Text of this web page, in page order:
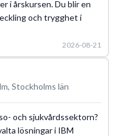
i årskursen. Du blir en
och trygghet i
2026-08-21
Stockholms län
och sjukvårdssektorn?
lösningar i IBM